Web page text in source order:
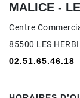
MALICE -
Centre
85500 LES
02.51.65.46.18